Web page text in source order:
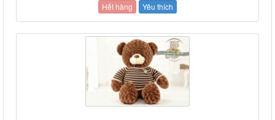
Hết hàng Yêu thích